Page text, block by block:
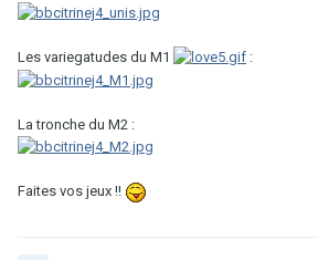
Les variegatudes du M1 :
La tronche du M2 :
Faites vos jeux !!